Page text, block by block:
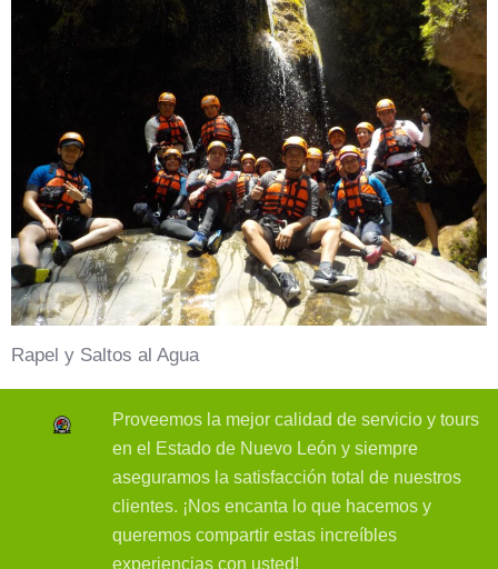
Rapel y Saltos al Agua
Proveemos la mejor calidad de servicio y tours
en el Estado de Nuevo León y siempre
aseguramos la satisfacción total de nuestros
clientes. ¡Nos encanta lo que hacemos y
queremos compartir estas increíbles
experiencias con usted!